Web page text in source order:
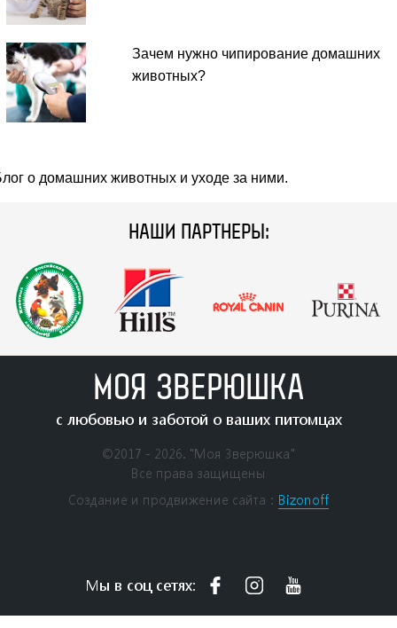
Зачем нужно чипирование домашних
животных?
о домашних животных и уходе за ними.
НАШИ ПАРТНЕРЫ:
МОЯ ЗВЕРЮШКА
с любовью и заботой о ваших питомцах
©2017 - 2026. "Моя Зверюшка"
Все права защищены
Создание и продвижение сайта： Bizonoff
Мы в соц сетях: